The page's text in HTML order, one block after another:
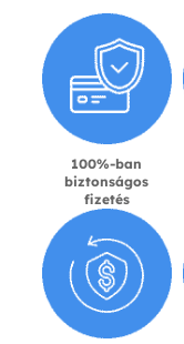
100%-ban
biztonságos
fizetés